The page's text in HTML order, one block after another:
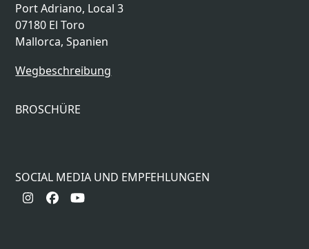
Port Adriano, Local 3
07180 El Toro
Mallorca, Spanien
Wegbeschreibung
BROSCHÜRE
SOCIAL MEDIA UND EMPFEHLUNGEN
Instagram
Facebook
YouTube